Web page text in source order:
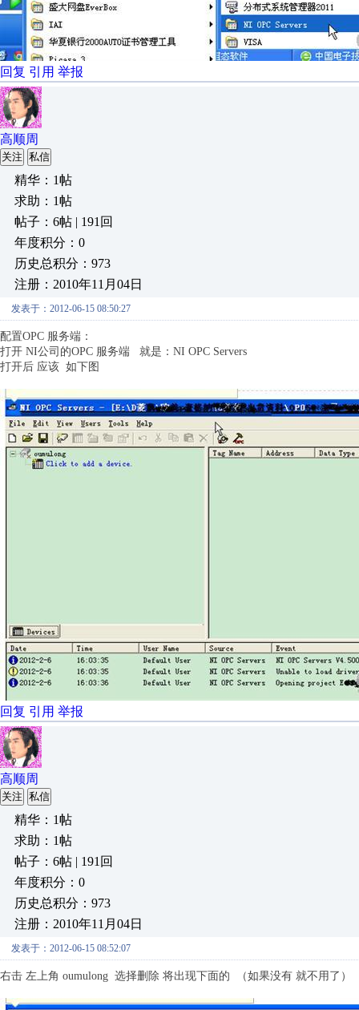
回复 引用 举报
高顺周
关注 私信
精华：1帖
求助：1帖
帖子：6帖 | 191回
年度积分：0
历史总积分：973
注册：2010年11月04日
发表于：2012-06-15 08:50:27
配置OPC 服务端：
打开 NI公司的OPC 服务端 就是：NI OPC Servers
打开后 应该 如下图
回复 引用 举报
高顺周
关注 私信
精华：1帖
求助：1帖
帖子：6帖 | 191回
年度积分：0
历史总积分：973
注册：2010年11月04日
发表于：2012-06-15 08:52:07
右击 左上角 oumulong 选择删除 将出现下面的 （如果没有 就不用了）